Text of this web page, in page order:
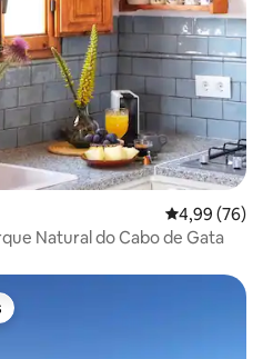
4,99 de uma
4,99 (76)
Natural do Cabo de Gata
dos hóspedes